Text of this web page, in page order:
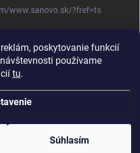
poskytovanie funkcií
používame
tu.
Súhlasím
www.sanovo.sk/?fref=ts
práva vyhradené. | Upraviť nastavenie